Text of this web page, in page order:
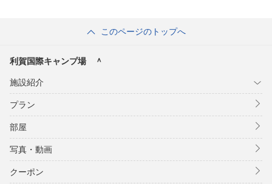
このページのトップへ
利賀国際キャンプ場 ＾
施設紹介
プラン
部屋
写真・動画
クーポン